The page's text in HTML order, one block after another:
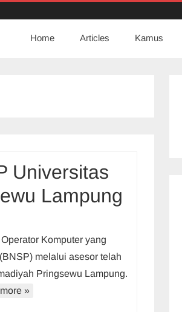
Home Articles Kamus
Universitas
Lampung
Komputer yang
melalui asesor telah
Pringsewu Lampung.
»